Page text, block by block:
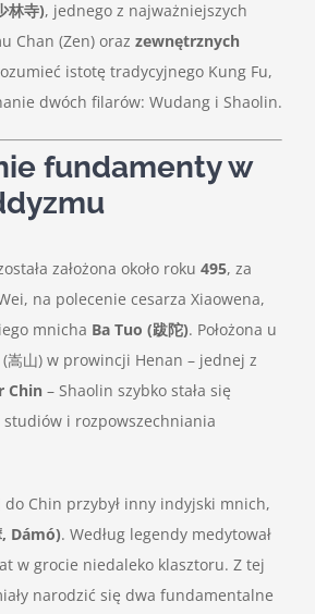
林寺), jednego z najważniejszych
Chan (Zen) oraz zewnętrznych
istotę tradycyjnego Kung Fu,
dwóch filarów: Wudang i Shaolin.
fundamenty w
założona około roku 495, za
na polecenie cesarza Xiaowena,
mnicha Ba Tuo (跋陀). Położona u
嵩山) w prowincji Henan – jednej z
Chin – Shaolin szybko stała się
i rozpowszechniania
Chin przybył inny indyjski mnich,
Dámó). Według legendy medytował
w grocie niedaleko klasztoru. Z tej
narodzić się dwa fundamentalne